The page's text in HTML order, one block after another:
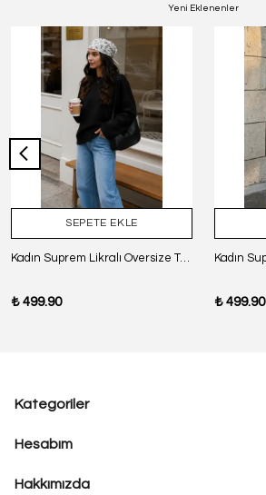
Yeni Eklenenler
SEPETE EKLE
Kadın Suprem Likralı Oversize T-Shirt - SİYAH
₺ 499.90 ₺ 499.90
Kategoriler
Hesabım
Hakkımızda